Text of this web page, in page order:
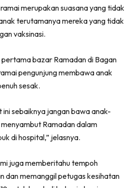
merupakan suasana yang tidak
terutamanya mereka yang tidak
vaksinasi.
pertama bazar Ramadan di Bagan
pengunjung membawa anak
sesak.
sebaiknya jangan bawa anak-
Ramadan dalam
di hospital,” jelasnya.
juga memberitahu tempoh
dan memanggil petugas kesihatan